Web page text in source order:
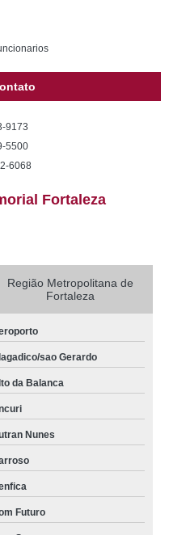
Vargas
9173
5500
6068
Fortaleza
Região Metropolitana de
Fortaleza
sao Gerardo
da Balanca
Nunes
Futuro